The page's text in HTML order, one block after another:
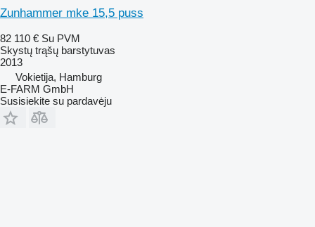
Zunhammer mke 15,5 puss
82 110 € Su PVM
Skystų trąšų barstytuvas
2013
Vokietija, Hamburg
E-FARM GmbH
Susisiekite su pardavėju